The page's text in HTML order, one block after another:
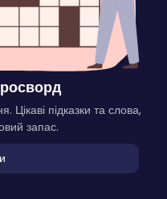
Цікаві підказки та слова,
запас.